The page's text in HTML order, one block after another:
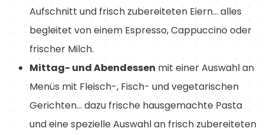
Aufschnitt und frisch zubereiteten Eiern… alles
begleitet von einem Espresso, Cappuccino oder
frischer Milch.
Mittag- und Abendessen mit einer Auswahl an
Menüs mit Fleisch-, Fisch- und vegetarischen
Gerichten… dazu frische hausgemachte Pasta
und eine spezielle Auswahl an frisch zubereiteten